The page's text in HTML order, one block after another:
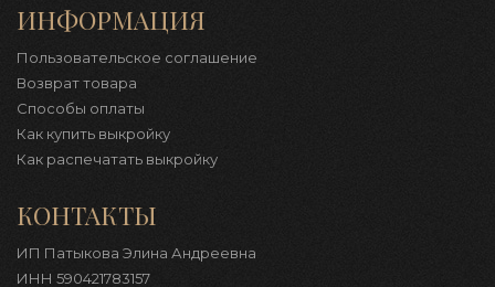
ИНФОРМАЦИЯ
Пользовательское соглашение
Возврат товара
Способы оплаты
Как купить выкройку
Как распечатать выкройку
КОНТАКТЫ
ИП Патыкова Элина Андреевна
ИНН 590421783157